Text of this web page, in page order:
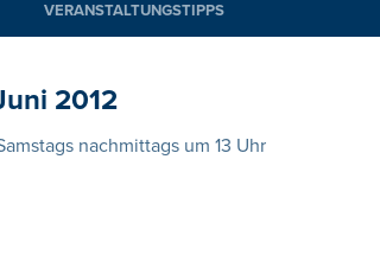
VERANSTALTUNGSTIPPS
2012
nachmittags um 13 Uhr